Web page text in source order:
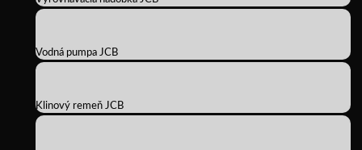
Vodná pumpa JCB
Klinový remeň JCB